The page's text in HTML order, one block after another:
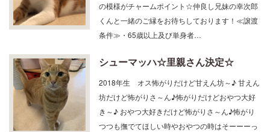
の模様がチャームポイント☆仲良し兄妹の幸次郎
くんと一緒のご縁をお待ちしております！≪譲渡
条件≫・65歳以上及び単身者…
シューマッハ☆里親さん決定☆
2018年生 オス怖がりだけど甘えん坊～♪ 甘えん
坊だけど怖がりさ～ん♪怖がりだけどおやつ大好
き～♪ おやつ大好きだけど怖がりさ～ん♪怖がり
つつも撫でてほしい時やおやつの時はそーーーっ